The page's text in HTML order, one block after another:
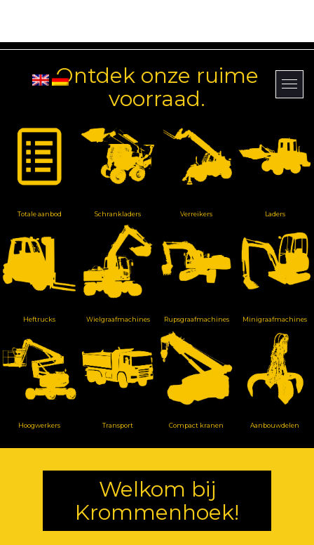
Ontdek onze ruime
voorraad.
Totale aanbod Schrankladers Verreikers Laders
Heftrucks Wielgraafmachines Rupsgraafmachines Minigraafmachines
Hoogwerkers Transport Compact kranen Aanbouwdelen
Welkom bij
Krommenhoek!